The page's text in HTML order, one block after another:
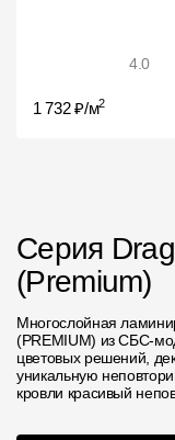
4.0
1 732 ₽/м2
Серия
(Premium)
Многослойная
(PREMIUM) из СБС-
цветовых решений,
уникальную
кровли красивый